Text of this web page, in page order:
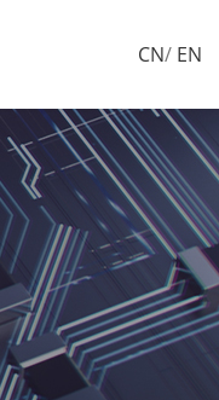
CN/ EN